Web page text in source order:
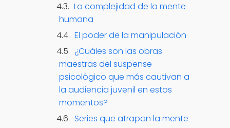
La complejidad de la mente
humana
El poder de la manipulación
¿Cuáles son las obras
maestras del suspense
psicológico que más cautivan a
la audiencia juvenil en estos
momentos?
Series que atrapan la mente